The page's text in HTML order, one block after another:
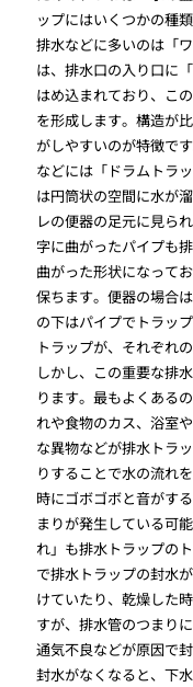
ップにはいくつかの種
排水などに多いのは「
は、排水口の入り口に
はめ込まれており、こ
を形成します。構造が
がしやすいのが特徴で
などには「ドラムトラ
は円筒状の空間に水が
レの便器の足元に見ら
字に曲がったパイプも
曲がった形状になって
保ちます。便器の場合
の下はパイプでトラッ
トラップが、それぞれ
しかし、この重要な排
ります。最もよくある
れや食物のカス、浴室
な異物などが排水トラ
りすることで水の流れ
時にゴボゴボと音がす
まりが発生している可
れ」も排水トラップの
で排水トラップの封水
けていたり、乾燥した
すが、排水管のつまり
通気不良などが原因で
封水がなくなると、下